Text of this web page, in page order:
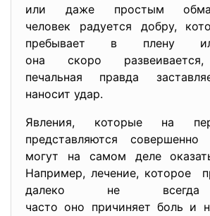
или даже простым
человек радуется добру,
пребывает в плену
она скоро
печальная правда
наносит удар.
Явления, которые на
представляются
могут на самом деле
Например, лечение, которое
далеко не всегда
часто оно причиняет боль и